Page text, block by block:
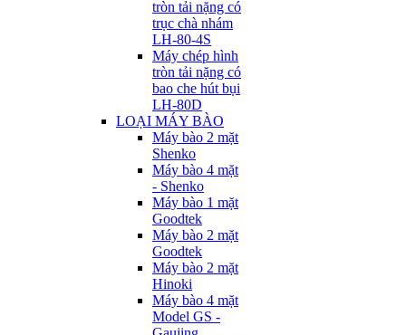
tròn tải nặng có
trục chà nhám
LH-80-4S
Máy chép hình
tròn tải nặng có
bao che hút bụi
LH-80D
LOẠI MÁY BÀO
Máy bào 2 mặt
Shenko
Máy bào 4 mặt
- Shenko
Máy bào 1 mặt
Goodtek
Máy bào 2 mặt
Goodtek
Máy bào 2 mặt
Hinoki
Máy bào 4 mặt
Model GS -